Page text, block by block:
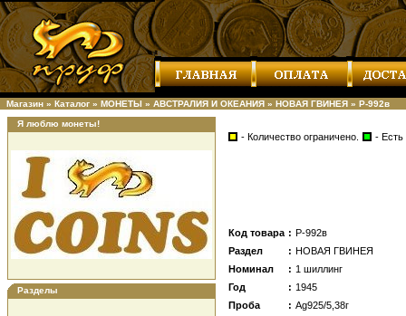
Магазин » Каталог » МОНЕТЫ » АВСТРАЛИЯ И ОКЕАНИЯ » НОВАЯ ГВИНЕЯ » Р-992в
Я люблю монеты!
Разделы
- Количество ограничено. - Есть
Код товара : Р-992в
Раздел
: НОВАЯ ГВИНЕЯ
Номинал
: 1 шиллинг
Год
: 1945
Проба
: Ag925/5,38г